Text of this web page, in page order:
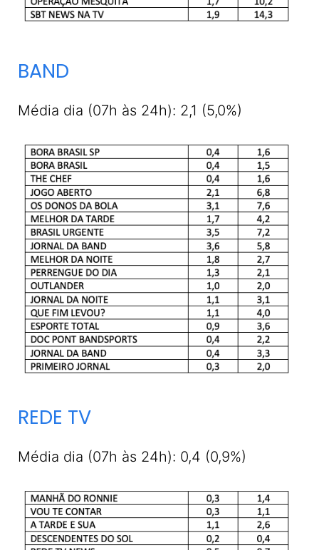
BAND
Média dia (07h às 24h): 2,1 (5,0%)
REDE TV
Média dia (07h às 24h): 0,4 (0,9%)